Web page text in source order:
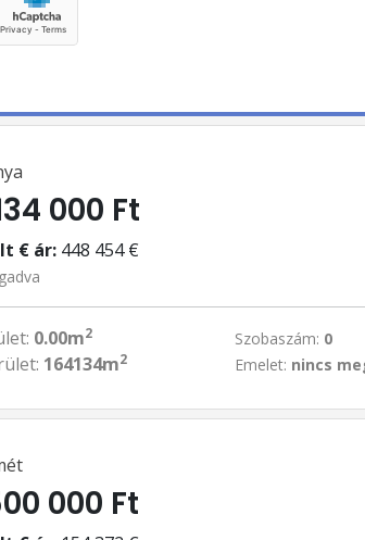
000 Ft
€ ár: 448 454 €
0.00m2
164134m2
Szobaszám: 0
Emelet: nincs
000 Ft